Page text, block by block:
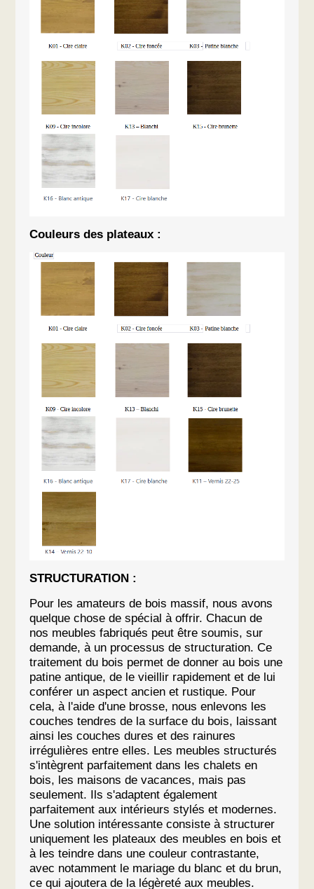
Couleurs des plateaux :
STRUCTURATION :
Pour les amateurs de bois massif, nous avons
quelque chose de spécial à offrir. Chacun de
nos meubles fabriqués peut être soumis, sur
demande, à un processus de structuration. Ce
traitement du bois permet de donner au bois une
patine antique, de le vieillir rapidement et de lui
conférer un aspect ancien et rustique. Pour
cela, à l'aide d'une brosse, nous enlevons les
couches tendres de la surface du bois, laissant
ainsi les couches dures et des rainures
irrégulières entre elles. Les meubles structurés
s'intègrent parfaitement dans les chalets en
bois, les maisons de vacances, mais pas
seulement. Ils s'adaptent également
parfaitement aux intérieurs stylés et modernes.
Une solution intéressante consiste à structurer
uniquement les plateaux des meubles en bois et
à les teindre dans une couleur contrastante,
avec notamment le mariage du blanc et du brun,
ce qui ajoutera de la légèreté aux meubles.